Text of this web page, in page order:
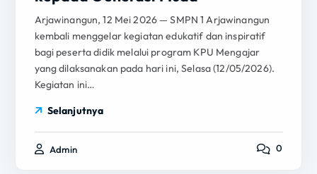
Arjawinangun, 12 Mei 2026 — SMPN 1 Arjawinangun
kembali menggelar kegiatan edukatif dan inspiratif
bagi peserta didik melalui program KPU Mengajar
yang dilaksanakan pada hari ini, Selasa (12/05/2026).
Kegiatan ini…
Selanjutnya
Admin 0